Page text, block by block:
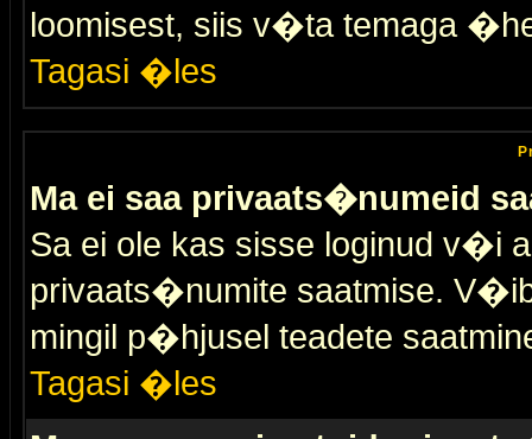
loomisest, siis v�ta temaga
Tagasi �les
Ma ei saa privaats�numeid
Sa ei ole kas sisse loginud v�i
privaats�numite saatmise.
mingil p�hjusel teadete
Tagasi �les